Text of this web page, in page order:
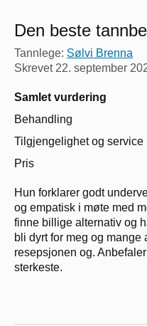
Den beste
Tannlege: Sølvi Brenna
Skrevet 22. september
Samlet vurdering
Behandling
Tilgjengelighet og service
Pris
Hun forklarer godt
og empatisk i møte med
finne billige alternativ og
bli dyrt for meg og
resepsjonen og.
sterkeste.